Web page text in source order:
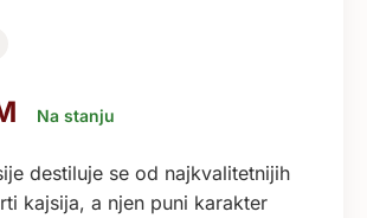
Na stanju
destiluje se od najkvalitetnijih
kajsija, a njen puni karakter